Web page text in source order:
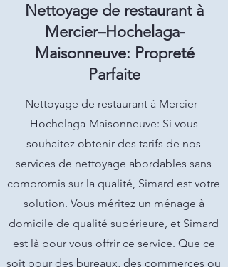
Nettoyage de restaurant à
Mercier–Hochelaga-
Maisonneuve: Propreté
Parfaite
Nettoyage de restaurant à Mercier–
Hochelaga-Maisonneuve: Si vous
souhaitez obtenir des tarifs de nos
services de nettoyage abordables sans
compromis sur la qualité, Simard est votre
solution. Vous méritez un ménage à
domicile de qualité supérieure, et Simard
est là pour vous offrir ce service. Que ce
soit pour des bureaux, des commerces ou